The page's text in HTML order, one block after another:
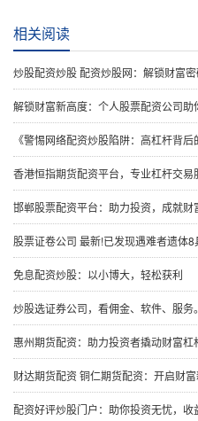
相关阅读
炒股配资炒股 配资炒股网：解锁财富
解锁财富新高度：个人股票配资公司助
《警惕网络配资炒股陷阱：高杠杆背后
香港恒指期货配资平台，专业杠杆交
邯郸股票配资平台：助力投资，成就财
股票证卷公司 最新!已发现遇难者遗体8具,其中5人身份已确认,412
免息配资炒股：以小博大，轻松获利
炒股选证券公司，看佣金、软件、服务。建议对
惠州期货配资：助力投资者撬动财富杠
财达期货配资 铜仁期货配资：开启财
配资好评炒股门户：助你投资无忧，收